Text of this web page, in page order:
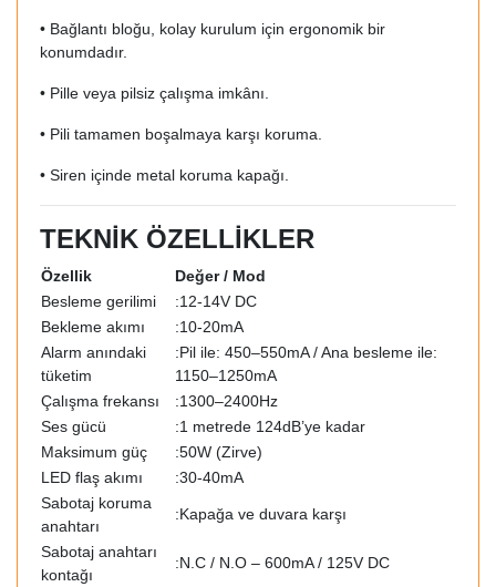
• Bağlantı bloğu, kolay kurulum için ergonomik bir
konumdadır.
• Pille veya pilsiz çalışma imkânı.
• Pili tamamen boşalmaya karşı koruma.
• Siren içinde metal koruma kapağı.
TEKNİK ÖZELLİKLER
Özellik
Değer / Mod
Besleme gerilimi
:12-14V DC
Bekleme akımı
:10-20mA
Alarm anındaki
tüketim
:Pil ile: 450–550mA / Ana besleme ile:
1150–1250mA
Çalışma frekansı
:1300–2400Hz
Ses gücü
:1 metrede 124dB’ye kadar
Maksimum güç
:50W (Zirve)
LED flaş akımı
:30-40mA
Sabotaj koruma
anahtarı
:Kapağa ve duvara karşı
Sabotaj anahtarı
kontağı
:N.C / N.O – 600mA / 125V DC